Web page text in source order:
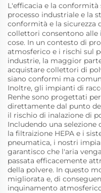
L'efficacia e la
processo industriale e la
conformità e la sicurezza
collettori consentono alle
cose. In un contesto di
atmosferico e i rischi sul
industrie, la maggior
acquistare collettori di
siano conformi ma
Inoltre, gli impianti di
Renhe sono progettati
direttamente dal punto
il rischio di inalazione di
Includendo una
la filtraizione HEPA e i
pneumatica, i nostri
garantisco che l'aria
passata efficacemente
della polvere. In questo
migliorata e, di
inquinamento